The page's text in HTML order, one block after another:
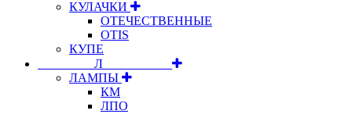
КУЛАЧКИ
ОТЕЧЕСТВЕННЫЕ
OTIS
КУПЕ
⠀⠀⠀⠀⠀⠀Л⠀⠀⠀⠀⠀⠀⠀
ЛАМПЫ
КМ
ЛПО